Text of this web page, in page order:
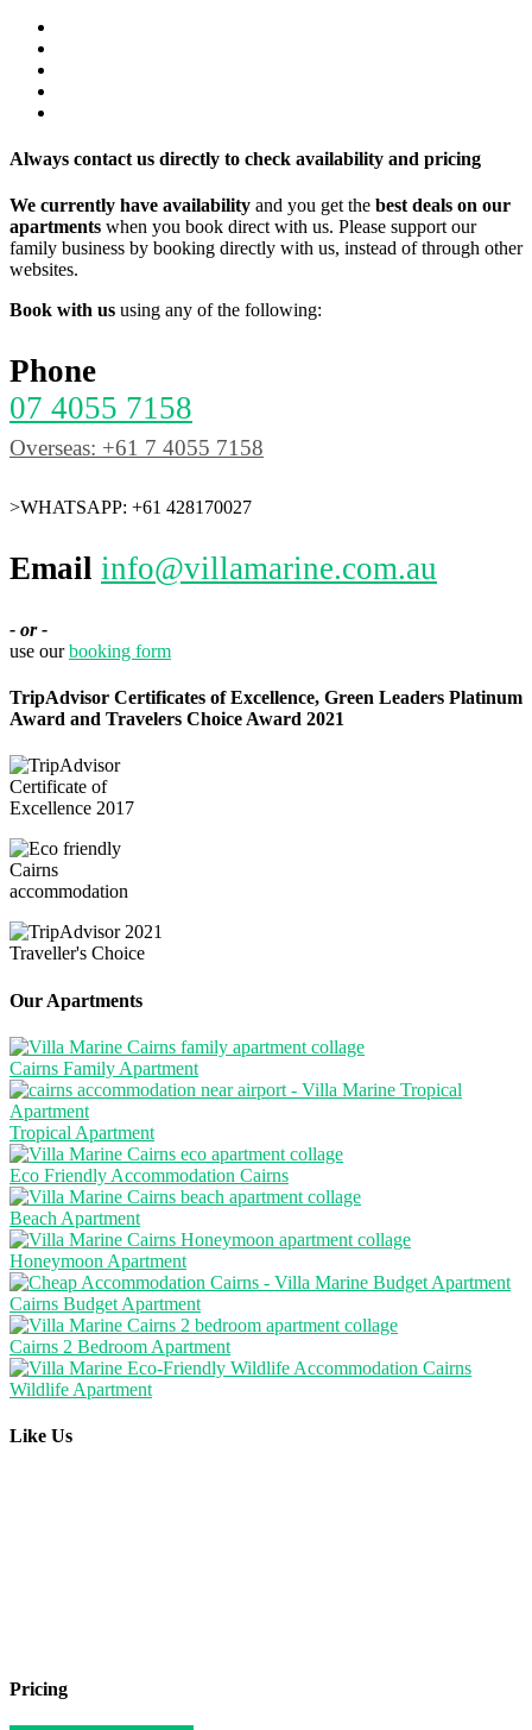
Always contact us directly to check availability and pricing
We currently have availability and you get the best deals on our
apartments when you book direct with us. Please support our
family business by booking directly with us, instead of through other
websites.
Book with us using any of the following:
Phone
07 4055 7158
Overseas: +61 7 4055 7158
>WHATSAPP: +61 428170027
Email info@villamarine.com.au
- or -
use ourbooking form
TripAdvisor Certificates of Excellence, Green Leaders Platinum
Award and Travelers Choice Award 2021
Our Apartments
Cairns Family Apartment
Tropical Apartment
Eco Friendly Accommodation Cairns
Beach Apartment
Honeymoon Apartment
Cairns Budget Apartment
Cairns 2 Bedroom Apartment
Wildlife Apartment
Like Us
Pricing